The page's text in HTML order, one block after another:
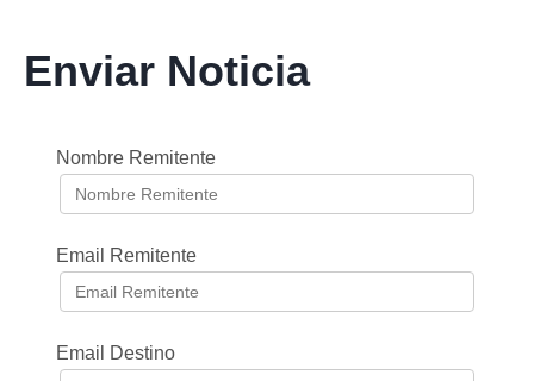
Enviar Noticia
Nombre Remitente
Email Remitente
Email Destino